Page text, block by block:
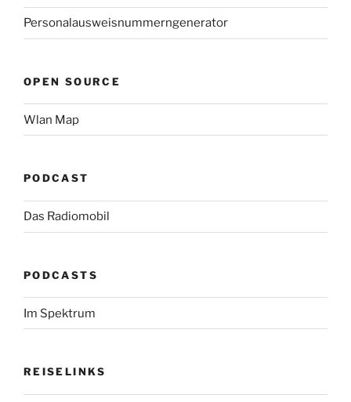
Personalausweisnummerngenerator
OPEN SOURCE
Wlan Map
PODCAST
Das Radiomobil
PODCASTS
Im Spektrum
REISELINKS